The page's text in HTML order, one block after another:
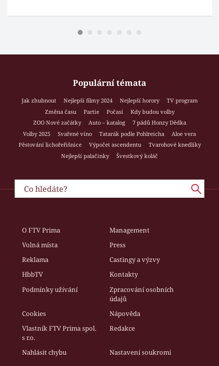
Populární témata
Jak zhubnout Nejlepší filmy 2024 Nejlepší horory
TV program
Změna času
Partie Počasí
Kdy budou volby
ZOO Nové začátky
Auto – katalog
7 pádů Honzy Dědka
Volby 2025
Svařené víno Tatarák podle Pohlreicha
Aloe vera
Pěstování lichořeřišnice
Výpočet ascendentu
Tvarohové knedlíky
Nejlepší palačinky
Švestkový koláč
O FTV Prima
Management
Volná místa
Press
Reklama
Castingy a výzvy
HbbTV
Kontakty
Podmínky užívání
Zpracování osobních
údajů
Cookies
Nápověda
Vlastník FTV Prima spol.
s r.o.
Redakce
Nahlásit chybu Nastavení soukromí